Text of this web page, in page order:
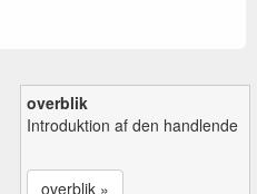
overblik
Introduktion af den handlende
overblik »